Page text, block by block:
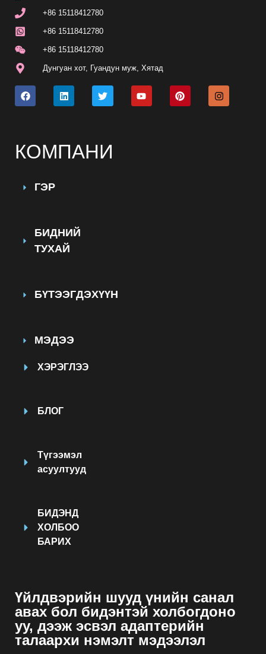
+86 15118412780
+86 15118412780
+86 15118412780
Дунгуан хот, Гуандун муж, Хятад
КОМПАНИ
ГЭР
БИДНИЙ
ТУХАЙ
БҮТЭЭГДЭХҮҮН
МЭДЭЭ
ХЭРЭГЛЭЭ
БЛОГ
Түгээмэл
асуултууд
БИДЭНД
ХОЛБОО
БАРИХ
Үйлдвэрийн шууд үнийн санал
авах бол бидэнтэй холбогдоно
уу, дээж эсвэл адаптерийн
талаархи нэмэлт мэдээлэл